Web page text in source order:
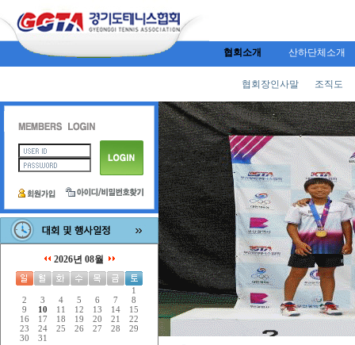
협회소개 산하단체소개
협회장인사말 조직도
2026년 08월
1
2
3 4 5 6 7
8
9
10 11 12 13 14
15
16
17 18 19 20 21
22
23
24 25 26 27 28
29
30
31